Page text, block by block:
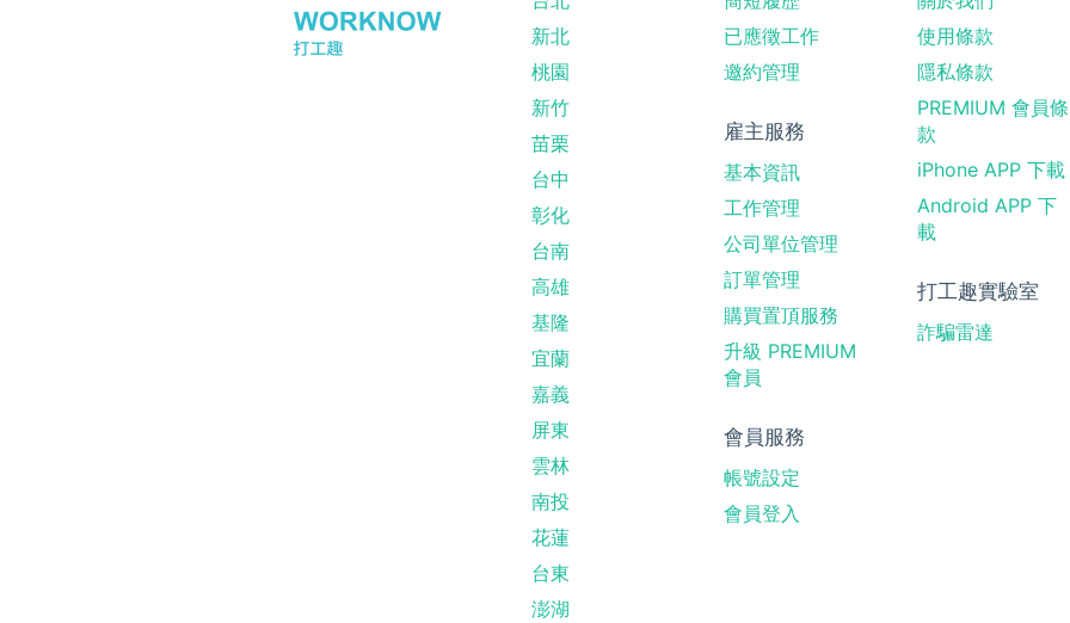
新北
桃園
新竹
苗栗
台中
彰化
台南
高雄
基隆
宜蘭
嘉義
屏東
雲林
南投
花蓮
台東
澎湖
已應徵工作
邀約管理
雇主服務
基本資訊
工作管理
公司單位管理
訂單管理
購買置頂服務
升級 PREMIUM
會員
會員服務
帳號設定
會員登入
使用條款
隱私條款
PREMIUM 會員條
款
iPhone APP 下載
Android APP 下
載
打工趣實驗室
詐騙雷達